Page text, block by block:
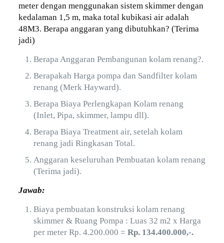
meter dengan menggunakan sistem skimmer dengan
kedalaman 1,5 m, maka total kubikasi air adalah
48M3. Berapa anggaran yang dibutuhkan? (Terima
jadi)
Berapa Anggaran Pembangunan kolam renang?.
Berapakah Harga pompa dan Sandfilter kolam
renang (Merk Hayward).
Berapa Biaya Perlengkapan Kolam renang
(Inlet, Pipa, skimmer, lampu dll).
Berapa Biaya Treatment air, setelah kolam
renang jadi Ringkasan Total.
Anggaran keseluruhan Pembuatan kolam renang
(Terima jadi).
Jawab:
Biaya pembuatan konstruksi kolam renang
skimmer & Ruang Pompa : Luas 32 m2 x Harga
per meter Rp. 4.200.000 = Rp. 134.400.000,-.